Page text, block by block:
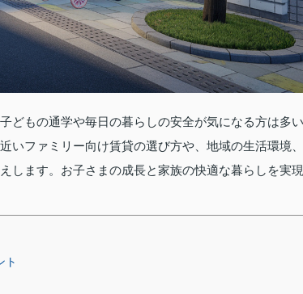
どもの通学や毎日の暮らしの安全が気になる方は多い
いファミリー向け賃貸の選び方や、地域の生活環境、
します。お子さまの成長と家族の快適な暮らしを実現
ト